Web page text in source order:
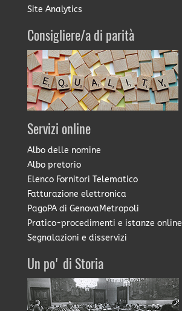
Site Analytics
Consigliere/a di parità
Servizi online
Albo delle nomine
Albo pretorio
Elenco Fornitori Telematico
Fatturazione elettronica
PagoPA di GenovaMetropoli
Pratico-procedimenti e istanze online
Segnalazioni e disservizi
Un po' di Storia